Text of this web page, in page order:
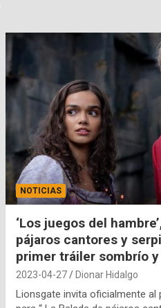
NOTICIAS
‘Los juegos del
pájaros cantores y
primer tráiler sombrío
2023-04-27 Dionar Hidalgo
Lionsgate invita oficialmente al